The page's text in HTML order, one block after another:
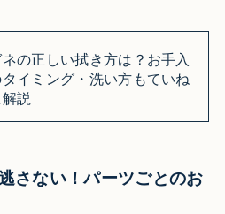
ネの正しい拭き方は？お手入
イミング・洗い方もていね
説
さない！パーツごとのお